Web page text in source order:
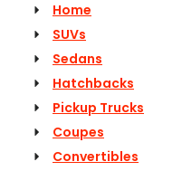
Home
SUVs
Sedans
Hatchbacks
Pickup Trucks
Coupes
Convertibles